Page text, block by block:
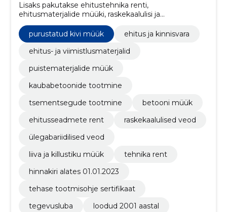
Lisaks pakutakse ehitustehnika renti,
ehitusmaterjalide müüki, raskekaalulisi ja
ülegabariidilised vedusid
purustatud kivi müük
ehitus ja kinnisvara
ehitus- ja viimistlusmaterjalid
puistematerjalide müük
kaubabetoonide tootmine
tsementsegude tootmine
betooni müük
ehitusseadmete rent
raskekaalulised veod
ülegabariidilised veod
liiva ja killustiku müük
tehnika rent
hinnakiri alates 01.01.2023
tehase tootmisohje sertifikaat
tegevusluba
loodud 2001 aastal